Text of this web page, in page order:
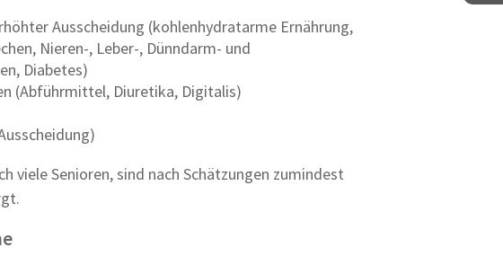
Ausscheidung (kohlenhydratarme Ernährung,
Nieren-, Leber-, Dünndarm- und
Diabetes)
(Abführmittel, Diuretika, Digitalis)
viele Senioren, sind nach Schätzungen zumindest